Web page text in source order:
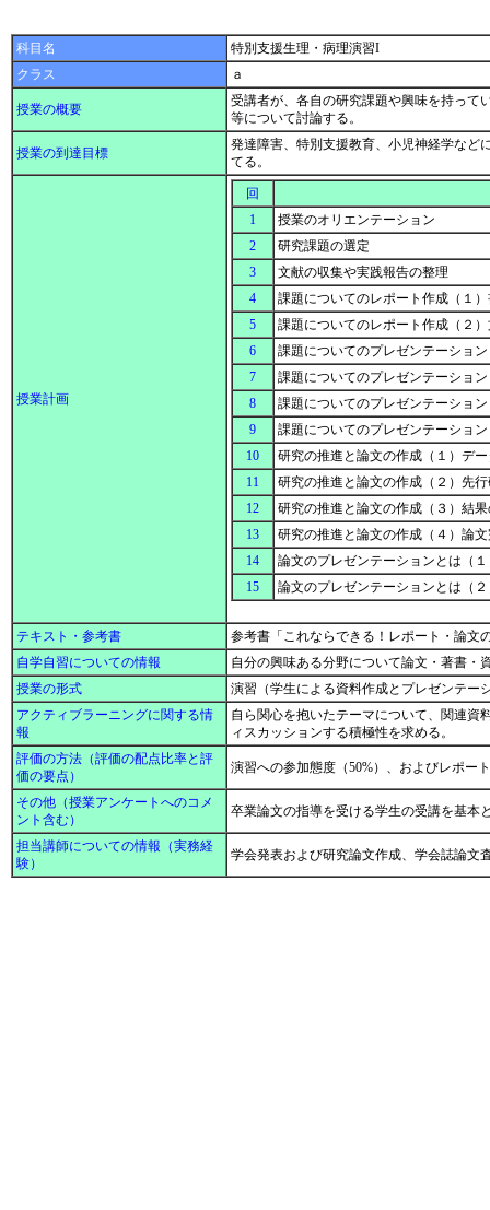
科目名
特別支援生理・病理演習I
クラス
ａ
授業の概要
受講者が、各自の研究課題や興味を持って
等について討論する。
授業の到達目標
発達障害、特別支援教育、小児神経学など
てる。
授業計画
回
1
授業のオリエンテーション
2
研究課題の選定
3
文献の収集や実践報告の整理
4
課題についてのレポート作成（１
5
課題についてのレポート作成（２
6
課題についてのプレゼンテーショ
7
課題についてのプレゼンテーショ
8
課題についてのプレゼンテーショ
9
課題についてのプレゼンテーショ
10
研究の推進と論文の作成（１）デ
11
研究の推進と論文の作成（２）先
12
研究の推進と論文の作成（３）結
13
研究の推進と論文の作成（４）論
14
論文のプレゼンテーションとは（
15
論文のプレゼンテーションとは（
テキスト・参考書
参考書「これならできる！レポート・論文
自学自習についての情報
自分の興味ある分野について論文・著書
授業の形式
演習（学生による資料作成とプレゼンテー
アクティブラーニングに関する情
報
自ら関心を抱いたテーマについて、関連資
ィスカッションする積極性を求める。
評価の方法（評価の配点比率と評
価の要点）
演習への参加態度（50%）、およびレポー
その他（授業アンケートへのコメ
ント含む）
卒業論文の指導を受ける学生の受講を基本
担当講師についての情報（実務経
験）
学会発表および研究論文作成、学会誌論文